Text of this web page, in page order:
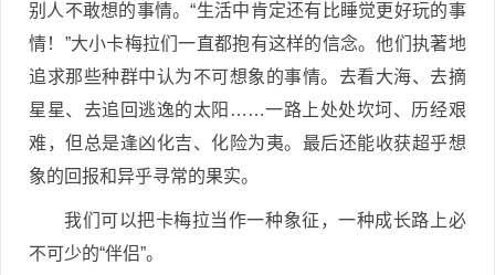
别人不敢想的事情。“生活中肯定还有比睡觉更好玩的事
情！”大小卡梅拉们一直都抱有这样的信念。他们执著地
追求那些种群中认为不可想象的事情。去看大海、去摘
星星、去追回逃逸的太阳……一路上处处坎坷、历经艰
难，但总是逢凶化吉、化险为夷。最后还能收获超乎想
象的回报和异乎寻常的果实。
我们可以把卡梅拉当作一种象征，一种成长路上必
不可少的“伴侣”。